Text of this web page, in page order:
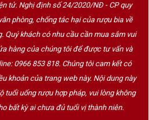
tử. Nghị định số 24/2020/NĐ - CP quy
phòng, chống tác hại của rượu bia về
Quý khách có nhu cầu cần mua sắm vui
hàng của chúng tôi để được tư vấn và
0966 853 818. Chúng tôi cam kết có
khoản của trang web này. Nội dung này
tuổi uống rượu hợp pháp, vui lòng không
bất kỳ ai chưa đủ tuổi vị thành niên.